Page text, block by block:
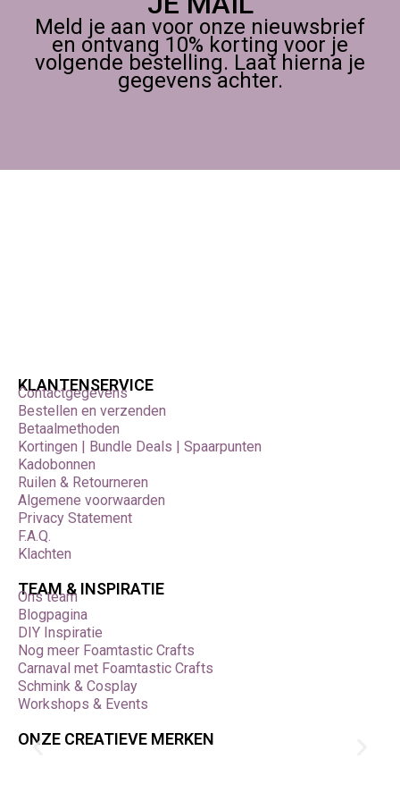
Meld je aan voor onze nieuwsbrief
en ontvang 10% korting voor je
volgende bestelling. Laat hierna je
gegevens achter.
KLANTENSERVICE
Contactgegevens
Bestellen en verzenden
Betaalmethoden
Kortingen | Bundle Deals | Spaarpunten
Kadobonnen
Ruilen & Retourneren
Algemene voorwaarden
Privacy Statement
F.A.Q.
Klachten
TEAM & INSPIRATIE
Ons team
Blogpagina
DIY Inspiratie
Nog meer Foamtastic Crafts
Carnaval met Foamtastic Crafts
Schmink & Cosplay
Workshops & Events
ONZE CREATIEVE MERKEN